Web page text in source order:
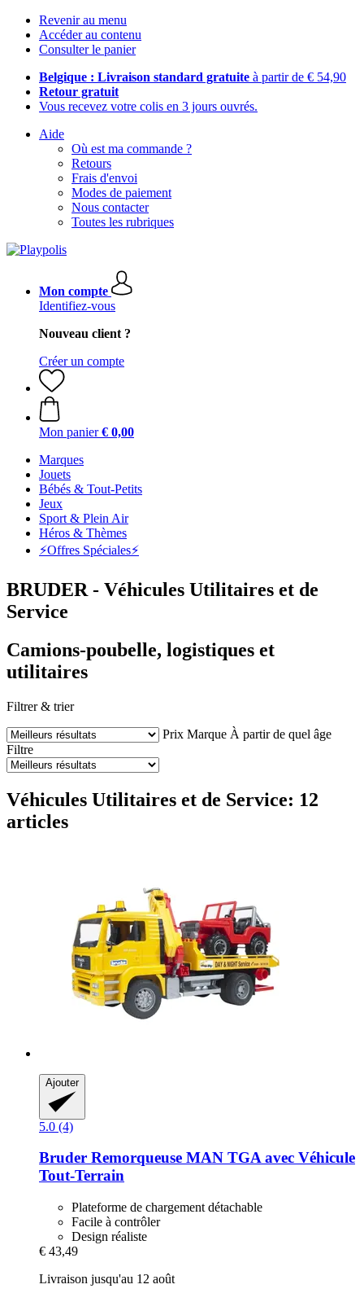
Revenir au menu
Accéder au contenu
Consulter le panier
Belgique : Livraison standard gratuite à partir de € 54,90
Retour gratuit
Vous recevez votre colis en 3 jours ouvrés.
Aide
Où est ma commande ?
Retours
Frais d'envoi
Modes de paiement
Nous contacter
Toutes les rubriques
Mon compte
Identifiez-vous
Nouveau client ?
Créer un compte
Mon panier € 0,00
Marques
Jouets
Bébés & Tout-Petits
Jeux
Sport & Plein Air
Héros & Thèmes
⚡️Offres Spéciales⚡️
BRUDER - Véhicules Utilitaires et de
Service
Camions-poubelle, logistiques et
utilitaires
Filtrer & trier
Prix Marque À partir de quel âge
Filtre
Véhicules Utilitaires et de Service: 12
articles
Ajouter
5.0 (4)
Bruder Remorqueuse MAN TGA avec Véhicule
Tout-​Terrain
Plateforme de chargement détachable
Facile à contrôler
Design réaliste
€ 43,49
Livraison jusqu'au 12 août